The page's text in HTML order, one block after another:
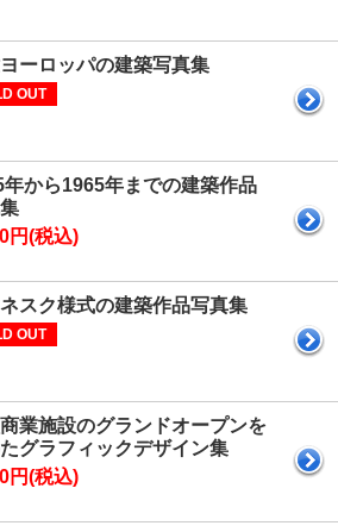
ーロッパの建築写真集
OUT
年から1965年までの建築作品
円(税込)
スク様式の建築作品写真集
OUT
業施設のグランドオープンを
グラフィックデザイン集
円(税込)